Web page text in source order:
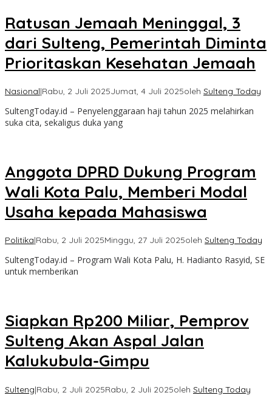
Ratusan Jemaah Meninggal, 3
dari Sulteng, Pemerintah Diminta
Prioritaskan Kesehatan Jemaah
Nasional|Rabu, 2 Juli 2025Jumat, 4 Juli 2025oleh Sulteng Today
SultengToday.id – Penyelenggaraan haji tahun 2025 melahirkan
suka cita, sekaligus duka yang
Anggota DPRD Dukung Program
Wali Kota Palu, Memberi Modal
Usaha kepada Mahasiswa
Politika|Rabu, 2 Juli 2025Minggu, 27 Juli 2025oleh Sulteng Today
SultengToday.id – Program Wali Kota Palu, H. Hadianto Rasyid, SE
untuk memberikan
Siapkan Rp200 Miliar, Pemprov
Sulteng Akan Aspal Jalan
Kalukubula-Gimpu
Sulteng|Rabu, 2 Juli 2025Rabu, 2 Juli 2025oleh Sulteng Today